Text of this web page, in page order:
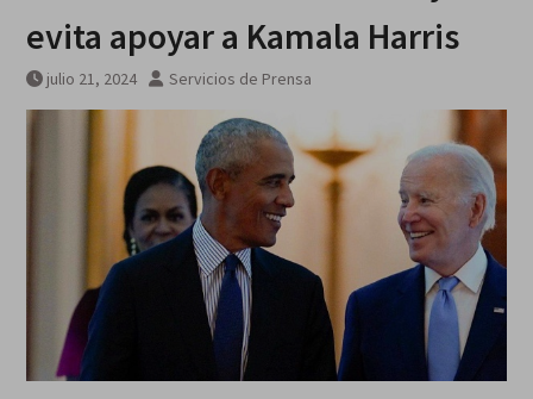
evita apoyar a Kamala Harris
julio 21, 2024 Servicios de Prensa